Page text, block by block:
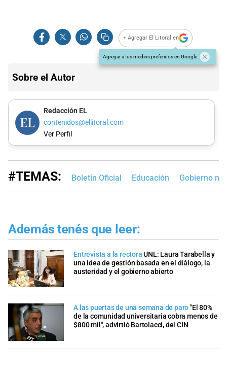
+ Agregar El Litoral en
Agregar a tus medios preferidos en Google
Sobre el Autor
Redacción EL
contenidos@ellitoral.com
Ver Perfil
#TEMAS: Boletín Oficial Educación Gobierno
Además tenés que leer:
Entrevista a la rectora UNL: Laura Tarabella y
una idea de gestión basada en el diálogo, la
austeridad y el gobierno abierto
A las puertas de una semana de paro"El 80%
de la comunidad universitaria cobra menos de
$800 mil", advirtió Bartolacci, del CIN